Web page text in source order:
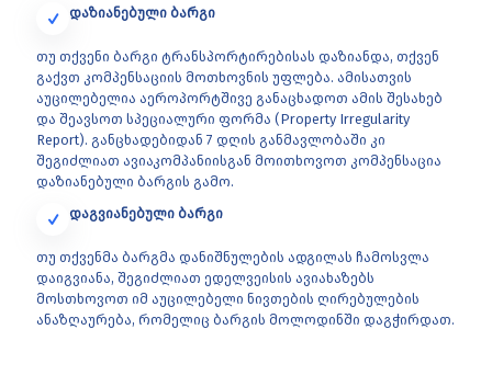
დაზიანებული ბარგი
თუ თქვენი ბარგი ტრანსპორტირებისას დაზიანდა, თქვენ
გაქვთ კომპენსაციის მოთხოვნის უფლება. ამისათვის
აუცილებელია აეროპორტშივე განაცხადოთ ამის შესახებ
და შეავსოთ სპეციალური ფორმა (Property Irregularity
Report). განცხადებიდან 7 დღის განმავლობაში კი
შეგიძლიათ ავიაკომპანიისგან მოითხოვოთ კომპენსაცია
დაზიანებული ბარგის გამო.
დაგვიანებული ბარგი
თუ თქვენმა ბარგმა დანიშნულების ადგილას ჩამოსვლა
დაიგვიანა, შეგიძლიათ ედელვეისის ავიახაზებს
მოსთხოვოთ იმ აუცილებელი ნივთების ღირებულების
ანაზღაურება, რომელიც ბარგის მოლოდინში დაგჭირდათ.